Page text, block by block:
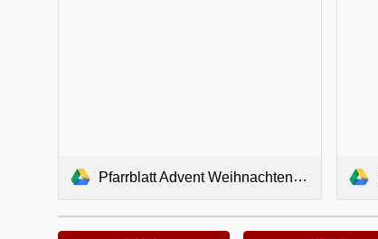
Pfarrblatt Advent Weihnachten 2022.pdf